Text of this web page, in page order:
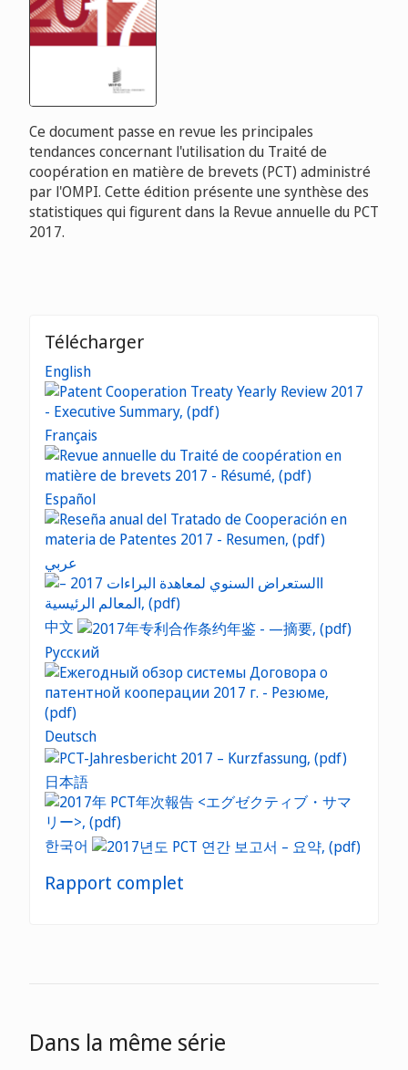
Ce document passe en revue les principales
tendances concernant l'utilisation du Traité de
coopération en matière de brevets (PCT) administré
par l'OMPI. Cette édition présente une synthèse des
statistiques qui figurent dans la Revue annuelle du PCT
2017.
Télécharger
English
Français
Español
عربي
中文
Русский
Deutsch
日本語
한국어
Rapport complet
Dans la même série